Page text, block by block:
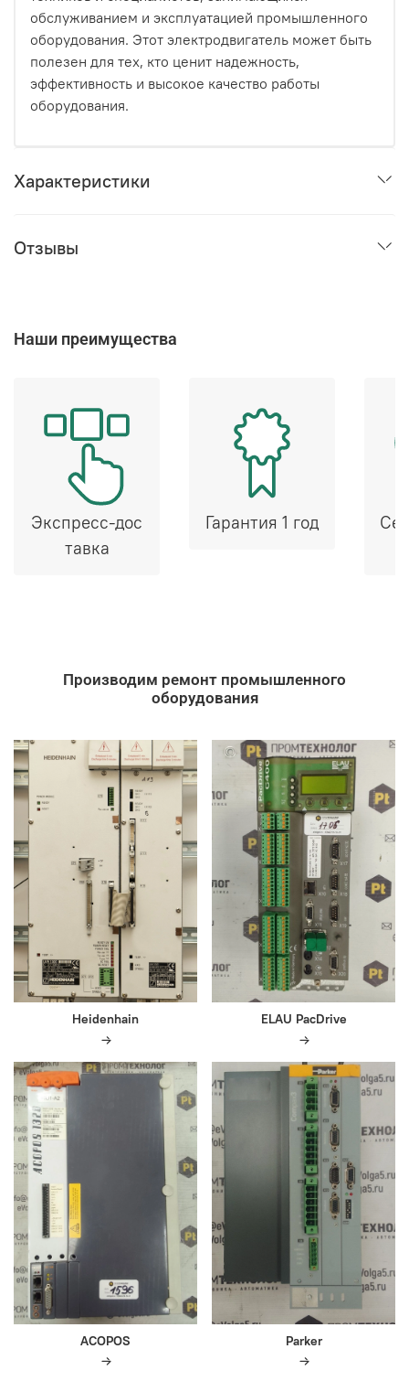
обслуживанием и эксплуатацией промышленного
оборудования. Этот электродвигатель может быть
полезен для тех, кто ценит надежность,
эффективность и высокое качество работы
оборудования.
Характеристики
Отзывы
Наши преимущества
Экспресс-дос
тавка
Гарантия 1 год
Производим ремонт промышленного
оборудования
Heidenhain ELAU PacDrive
ACOPOS Parker